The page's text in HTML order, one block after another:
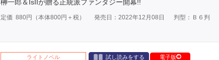
榊一郎＆IsIIが贈る正統派ファンタジー開幕!!
定価 880円（本体800円＋税） 発売日：2022年12月08日 判型：Ｂ６判
ライトノベル 試し読みをする 電子版